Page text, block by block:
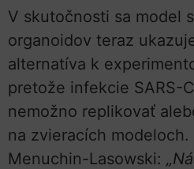
V skutočnosti sa model
organoidov teraz
alternatíva k
pretože infekcie SARS-
nemožno replikovať
na zvieracích
Menuchin-Lasowski: